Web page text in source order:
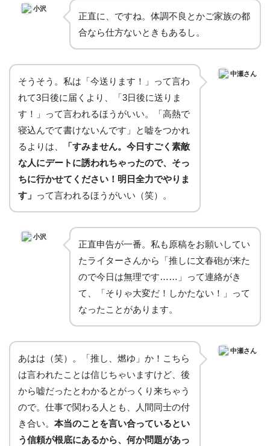
小沢
正直に、ですね。体調不良とかご家族の都
合なら仕方ないときもあるし。
そうそう。私は「今送ります！」って言わ
れて3日後に届くより、「3日後に送りま
す！」って言われるほうがいい。「高熱で
寝込んでて書けないんです」と嘘をつかれ
るよりは、
「すみません。今日すごく素敵
な人にデートに誘われちゃったので、そっ
ちに行かせてください！明日全力でやりま
す」 って言われるほうがいい（笑）。
中瀬さん
小沢
正直申告が一番。私も原稿をお願いしてい
たライターさんから「推しに文春砲が来た
ので今日は無理です……」って連絡がき
て、「そりゃ大変だ！しかたない！」って
なったことがあります。
あはは（笑）。「推し、燃ゆ」か！こちら
は言われたことは信じちゃいますけど、後
から嘘だったとわかるとがっくり来ちゃう
ので。仕事で関わる人とも、人間同士の付
き合い。 本当のことを言い合っているとい
う信頼が根底にあるから、何か問題があっ
中瀬さん